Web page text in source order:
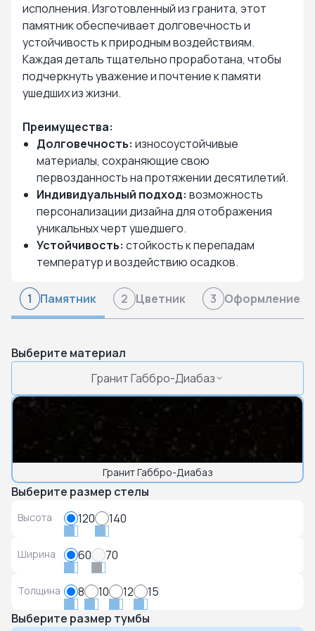
исполнения. Изготовленный из гранита, этот
памятник обеспечивает долговечность и
устойчивость к природным воздействиям.
Каждая деталь тщательно проработана, чтобы
подчеркнуть уважение и почтение к памяти
ушедших из жизни.
Преимущества:
Долговечность: износоустойчивые
материалы, сохраняющие свою
первозданность на протяжении десятилетий.
Индивидуальный подход: возможность
персонализации дизайна для отображения
уникальных черт ушедшего.
Устойчивость: стойкость к перепадам
температур и воздействию осадков.
1 Памятник 2 Цветник 3 Оформление
Выберите материал
Гранит Габбро-Диабаз
Гранит Габбро-Диабаз
Выберите размер стелы
Высота 120 140
Ширина 60 70
Толщина 8 10 12
15
Выберите размер тумбы